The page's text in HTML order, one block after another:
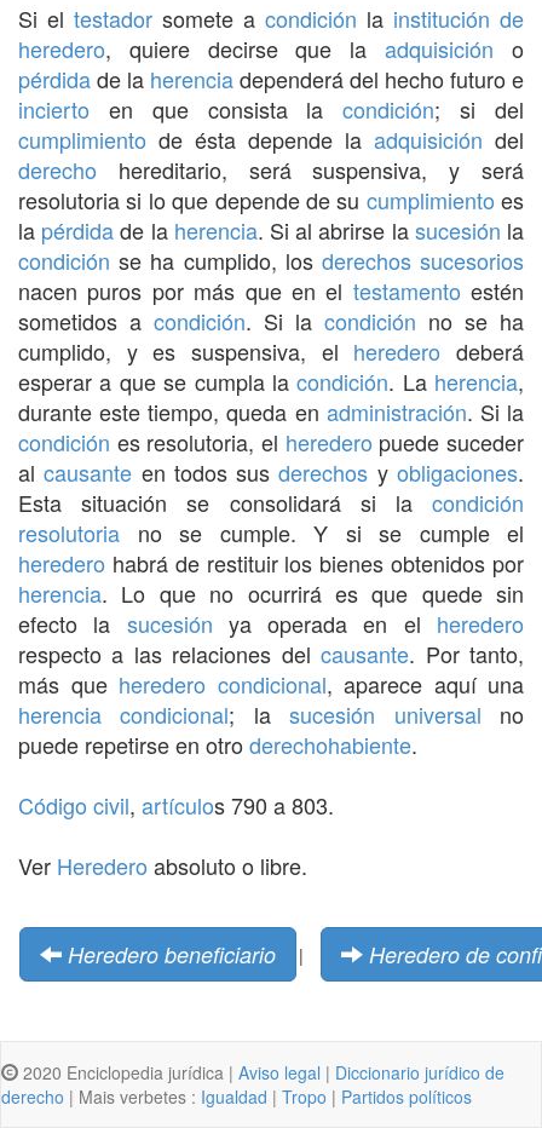
Si el testador somete a condición la institución de
heredero, quiere decirse que laadquisición o
pérdidade la herenciadependerá del hecho futuro e
incierto en que consista lacondición; si del
cumplimiento de ésta depende la adquisición del
derecho hereditario, será suspensiva, y será
resolutoria si lo que depende de su cumplimiento es
la pérdidade la herencia. Si al abrirse lasucesión la
condición se ha cumplido, los derechos sucesorios
nacen puros por más que en el testamento estén
sometidos a condición. Si la condición no se ha
cumplido, y es suspensiva, el heredero deberá
esperar a que se cumpla lacondición. La herencia,
durante este tiempo, queda en administración. Si la
condición es resolutoria, el heredero puede suceder
alcausante en todos susderechos yobligaciones.
Esta situación se consolidará si la condición
resolutoria no se cumple. Y si se cumple el
heredero habrá de restituir los bienes obtenidos por
herencia. Lo que no ocurrirá es que quede sin
efecto la sucesión ya operada en el heredero
respecto a las relaciones delcausante. Por tanto,
más que heredero condicional, aparece aquí una
herencia condicional; lasucesión universal no
puede repetirse en otro derechohabiente.
Código civil, artículos 790 a 803.
Ver Heredero absoluto o libre.
Heredero beneficiario | Heredero de
2020 Enciclopedia jurídica | Aviso legal | Diccionario jurídico de
derecho | Mais verbetes : Igualdad | Tropo | Partidos políticos